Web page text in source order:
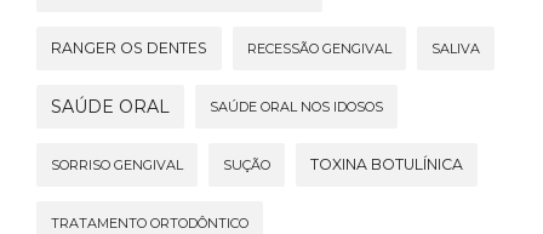
RANGER OS DENTES RECESSÃO GENGIVAL SALIVA
SAÚDE ORAL SAÚDE ORAL NOS IDOSOS
SORRISO GENGIVAL SUÇÃO TOXINA BOTULÍNICA
TRATAMENTO ORTODÔNTICO